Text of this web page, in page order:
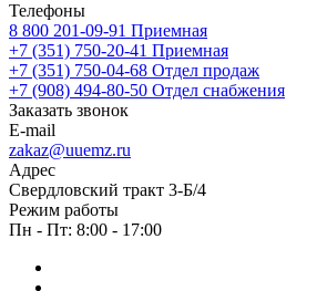
Телефоны
8 800 201-09-91 Приемная
+7 (351) 750-20-41 Приемная
+7 (351) 750-04-68 Отдел продаж
+7 (908) 494-80-50 Отдел снабжения
Заказать звонок
E-mail
zakaz@uuemz.ru
Адрес
Свердловский тракт 3-Б/4
Режим работы
Пн - Пт: 8:00 - 17:00